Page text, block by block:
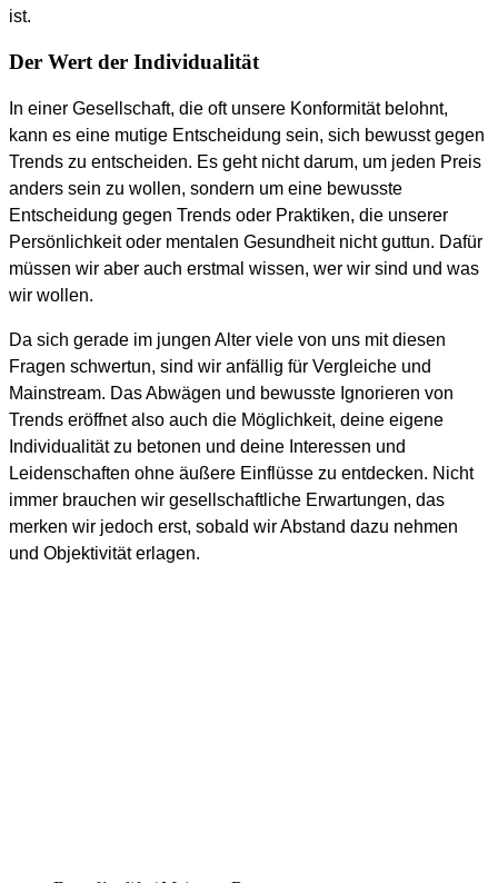
ist.
Der Wert der Individualität
In einer Gesellschaft, die oft unsere Konformität belohnt,
kann es eine mutige Entscheidung sein, sich bewusst gegen
Trends zu entscheiden. Es geht nicht darum, um jeden Preis
anders sein zu wollen, sondern um eine bewusste
Entscheidung gegen Trends oder Praktiken, die unserer
Persönlichkeit oder mentalen Gesundheit nicht guttun. Dafür
müssen wir aber auch erstmal wissen, wer wir sind und was
wir wollen.
Da sich gerade im jungen Alter viele von uns mit diesen
Fragen schwertun, sind wir anfällig für Vergleiche und
Mainstream. Das Abwägen und bewusste Ignorieren von
Trends eröffnet also auch die Möglichkeit, deine eigene
Individualität zu betonen und deine Interessen und
Leidenschaften ohne äußere Einflüsse zu entdecken. Nicht
immer brauchen wir gesellschaftliche Erwartungen, das
merken wir jedoch erst, sobald wir Abstand dazu nehmen
und Objektivität erlagen.